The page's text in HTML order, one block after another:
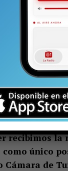
un
de
que sean
maravilloso
aire libre de
y
y
concesión del
recibimos
único
de